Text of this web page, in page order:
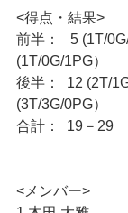
<得点・結果>
前半：   5 (1T/
(1T/0G/1PG）
後半：  12 (2T/
(3T/3G/0PG）
合計：  19－29
<メンバー>